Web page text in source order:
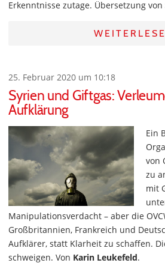
Erkenntnisse zutage. Übersetzung von
25. Februar 2020 um 10:18
Syrien und Giftgas:
Aufklärung
Ein
von
zu
mit
Manipulationsverdacht – aber die
Großbritannien, Frankreich und
Aufklärer, statt Klarheit zu schaffen.
schweigen. Von Karin Leukefeld.